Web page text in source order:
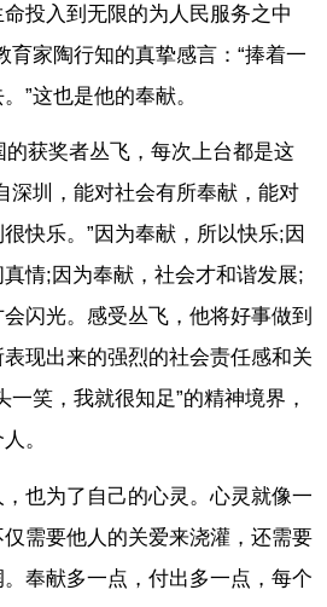
投入到无限的为人民服务之中
育家陶行知的真挚感言：“捧着一
”这也是他的奉献。
的获奖者丛飞，每次上台都是这
深圳，能对社会有所奉献，能对
快乐。”因为奉献，所以快乐;因
情;因为奉献，社会才和谐发展;
闪光。感受丛飞，他将好事做到
现出来的强烈的社会责任感和关
一笑，我就很知足”的精神境界，
。
也为了自己的心灵。心灵就像一
需要他人的关爱来浇灌，还需要
奉献多一点，付出多一点，每个